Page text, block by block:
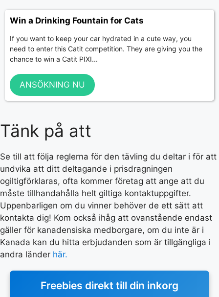
Win a Drinking Fountain for Cats
If you want to keep your car hydrated in a cute way, you
need to enter this Catit competition. They are giving you the
chance to win a Catit PIXI...
ANSÖKNING NU
Tänk på att
Se till att följa reglerna för den tävling du deltar i för att
undvika att ditt deltagande i prisdragningen
ogiltigförklaras, ofta kommer företag att ange att du
måste tillhandahålla helt giltiga kontaktuppgifter.
Uppenbarligen om du vinner behöver de ett sätt att
kontakta dig! Kom också ihåg att ovanstående endast
gäller för kanadensiska medborgare, om du inte är i
Kanada kan du hitta erbjudanden som är tillgängliga i
andra länder här.
Freebies direkt till din inkorg